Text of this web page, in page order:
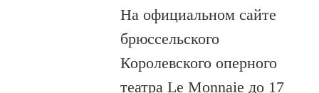
На официальном сайте
брюссельского
Королевского оперного
театра Le Monnaie до 17